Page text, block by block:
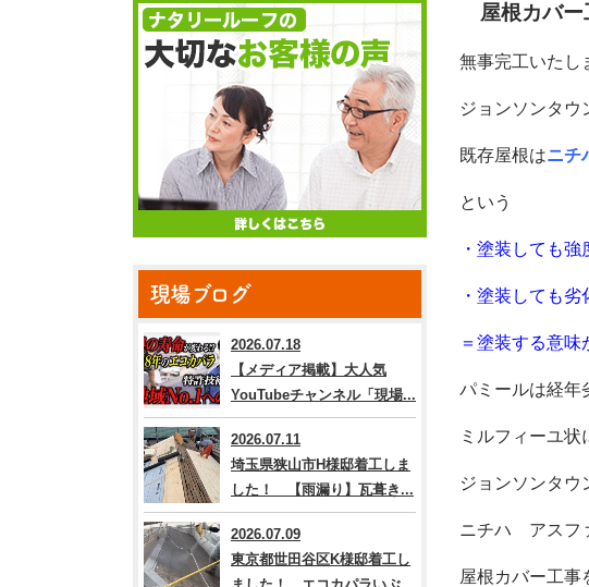
屋根カバー
無事完工いたし
ジョンソンタウ
既存屋根はニ
という
・塗装しても
・塗装しても
＝塗装する意
パミールは経年
ミルフィーユ状
ジョンソンタウ
ニチハ アスフ
屋根カバー工事
現場ブログ
2026.07.18
【メディア掲載】大人気
YouTubeチャンネル「現場...
2026.07.11
埼玉県狭山市H様邸着工しま
した！ 【雨漏り】瓦葺き...
2026.07.09
東京都世田谷区K様邸着工し